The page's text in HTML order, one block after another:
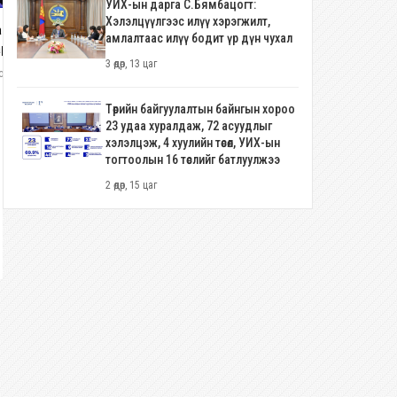
сайдын том охин
төрсөн өдөрт
нь бусад нь
хоног, 5 өдөр
“Балетын олимп”-оос 33
дараах медалийг авч ирсэн
хүртээлээ
УИХ-ын дарга С.Бямбацогт:
Хэлэлцүүлгээс илүү хэрэгжилт,
амлалтаас илүү бодит үр дүн чухал
3 өдөр, 13 цаг
Төрийн байгуулалтын байнгын хороо
23 удаа хуралдаж, 72 асуудлыг
хэлэлцэж, 4 хуулийн төсөл, УИХ-ын
тогтоолын 16 төслийг батлуулжээ
2 өдөр, 15 цаг